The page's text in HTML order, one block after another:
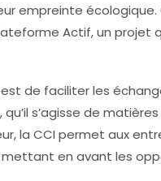
empreinte écologique.
Actif, un projet
de faciliter les
s’agisse de
la CCI permet aux
en avant les